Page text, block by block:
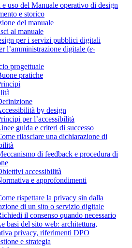
e uso del Manuale operativo di design
e storico
del manuale
al manuale
per i servizi pubblici digitali
l’amministrazione digitale (e-
progettuale
pratiche
by design
per l’accessibilità
guida e criteri di successo
rilasciare una dichiarazione di
di feedback e procedura di
accessibilità
e approfondimenti
rispettare la privacy sin dalla
di un sito o servizio digitale
il consenso quando necessario
basi del sito web: architettura,
privacy, riferimenti DPO
e strategia